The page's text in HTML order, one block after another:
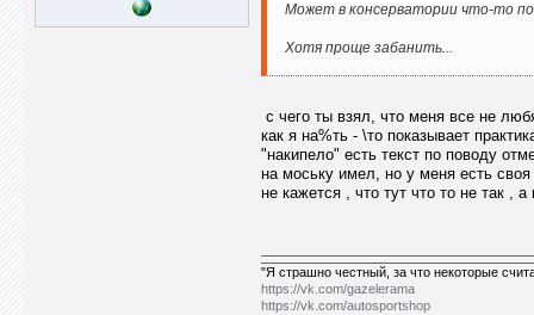
Может в консерватории что-то
Хотя проще забанить...
с чего ты взял, что меня все не
как я на%ть - \то показывает
"накипело" есть текст по поводу
на моську имел, но у меня есть
не кажется , что тут что то не так ,
"Я страшно честный, за что некоторые
https://vk.com/gazelerama
https://vk.com/autosportshop